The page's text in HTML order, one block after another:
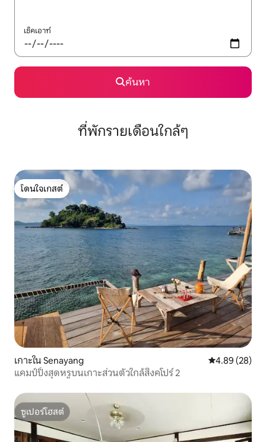
เช็คเอาท์
ค้นหา
ที่พักรายเดือนใกล้ๆ
โดนใจเกสต์
โดนใจเกสต์
เกาะใน Senayang คะแนนเฉลี่ย
4.89 (28)
แคมป์ปิ้งสุดหรูบนเกาะส่วนตัวใกล้สิงคโปร์ 2
ซูเปอร์โฮสต์
ซูเปอร์โฮสต์